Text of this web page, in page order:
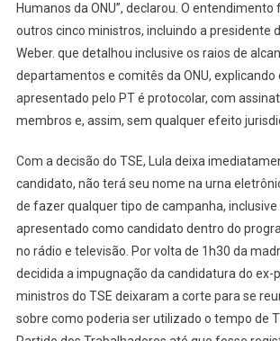
Humanos da ONU”, declarou. O
outros cinco ministros, incluindo a presidente
Weber. que detalhou inclusive os raios de
departamentos e comitês da ONU,
apresentado pelo PT é protocolar, com
membros e, assim, sem qualquer efeito
Com a decisão do TSE, Lula deixa
candidato, não terá seu nome na urna
de fazer qualquer tipo de campanha, inclusive
apresentado como candidato dentro do
no rádio e televisão. Por volta de 1h30 da
decidida a impugnação da candidatura do ex-
ministros do TSE deixaram a corte para se
sobre como poderia ser utilizado o tempo de